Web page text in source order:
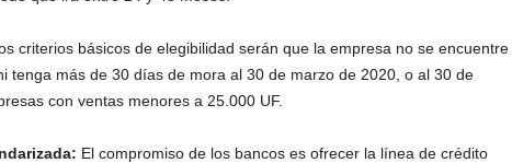
criterios básicos de elegibilidad serán que la empresa no se encuentre
tenga más de 30 días de mora al 30 de marzo de 2020, o al 30 de
con ventas menores a 25.000 UF.
El compromiso de los bancos es ofrecer la línea de crédito